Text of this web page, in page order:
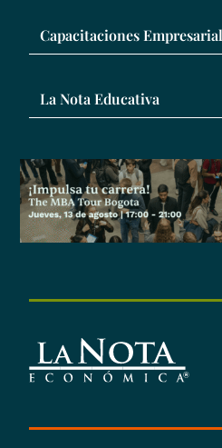
Capacitaciones
La Nota Educativa